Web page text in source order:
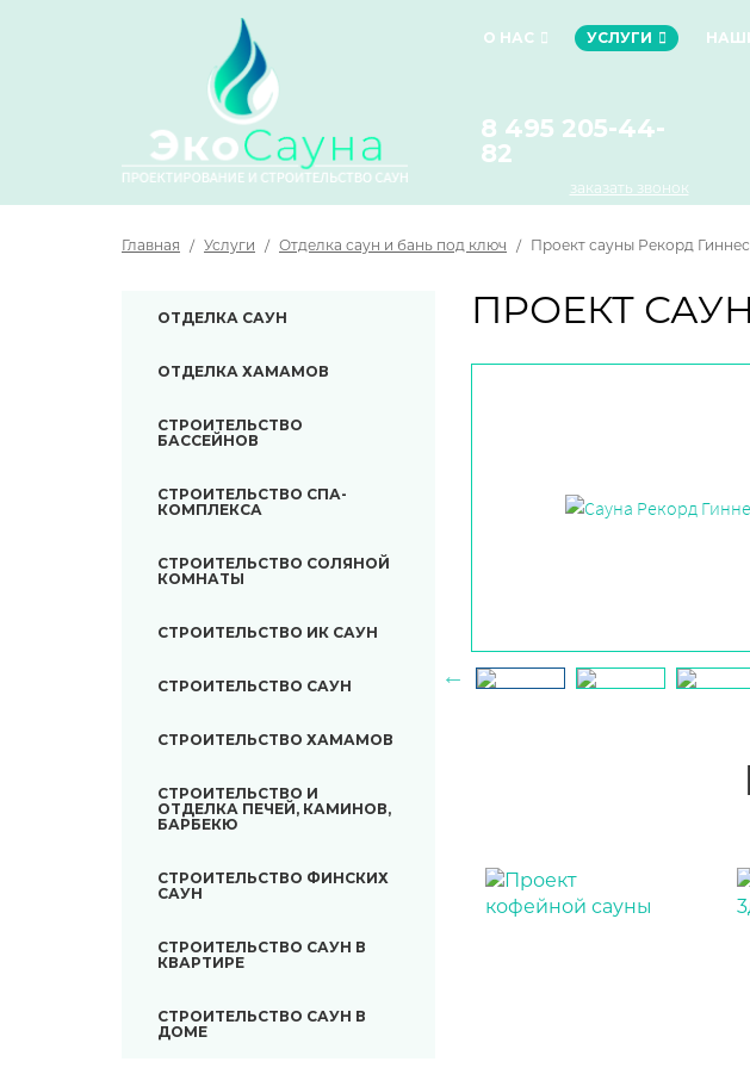
О НАС УСЛУГИ
8 495 205-44-
82
заказать звонок
Главная / Услуги / Отделка саун и бань под ключ / Проект сауны Рекорд
ПРОЕКТ
ОТДЕЛКА САУН
ОТДЕЛКА ХАМАМОВ
СТРОИТЕЛЬСТВО
БАССЕЙНОВ
СТРОИТЕЛЬСТВО СПА-
КОМПЛЕКСА
СТРОИТЕЛЬСТВО СОЛЯНОЙ
КОМНАТЫ
СТРОИТЕЛЬСТВО ИК САУН
СТРОИТЕЛЬСТВО САУН
СТРОИТЕЛЬСТВО ХАМАМОВ
СТРОИТЕЛЬСТВО И
ОТДЕЛКА ПЕЧЕЙ, КАМИНОВ,
БАРБЕКЮ
СТРОИТЕЛЬСТВО ФИНСКИХ
САУН
СТРОИТЕЛЬСТВО САУН В
КВАРТИРЕ
СТРОИТЕЛЬСТВО САУН В
ДОМЕ